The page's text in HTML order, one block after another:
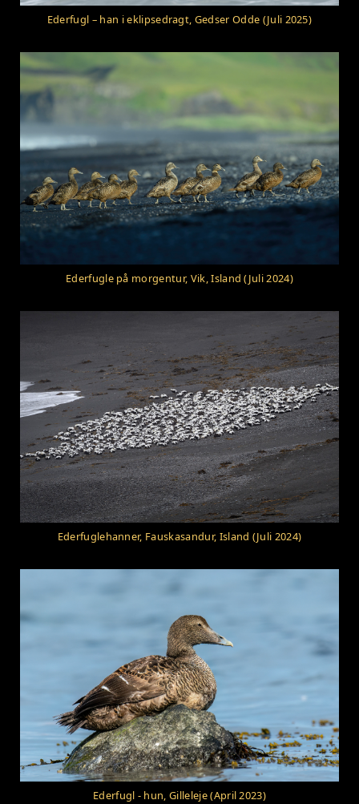
Ederfugl – han i eklipsedragt, Gedser Odde (Juli 2025)
Ederfugle på morgentur, Vik, Island (Juli 2024)
Ederfuglehanner, Fauskasandur, Island (Juli 2024)
Ederfugl - hun, Gilleleje (April 2023)